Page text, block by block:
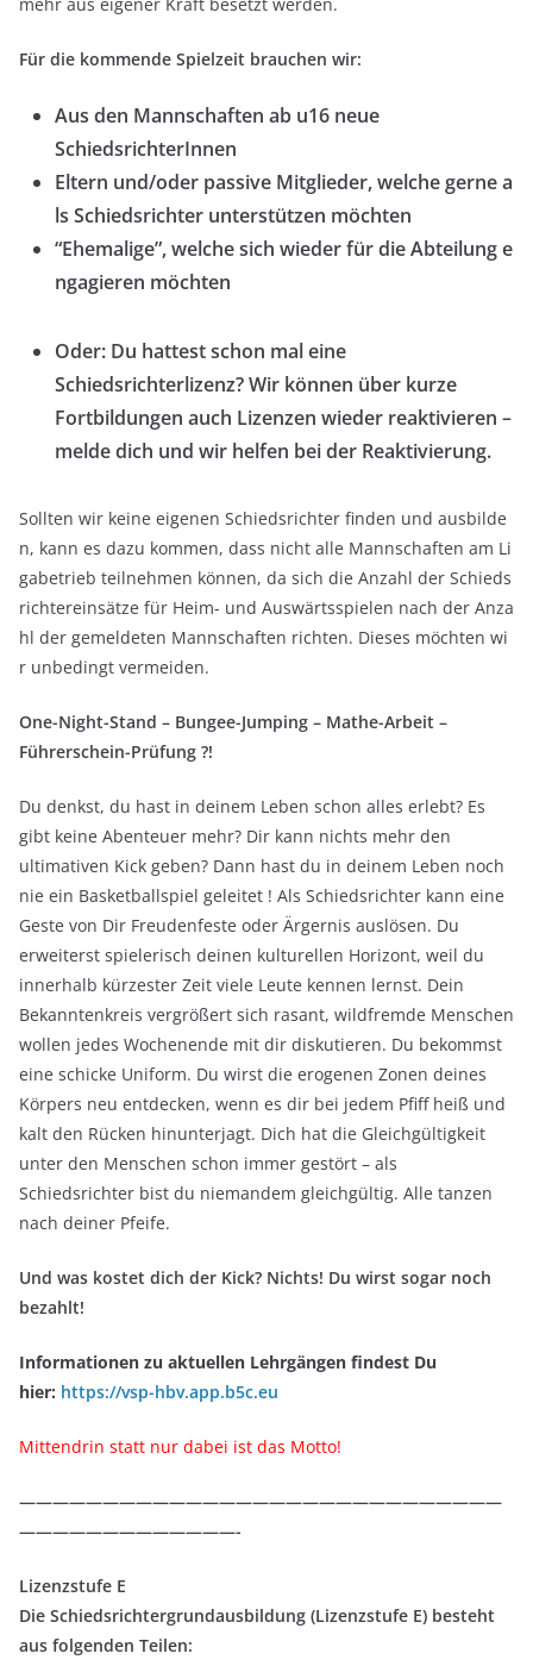
Für die kommende Spielzeit brauchen wir:
Aus den Mannschaften ab u16 neue
SchiedsrichterInnen
Eltern und/oder passive Mitglieder,welchegernea
ls Schiedsrichter unterstützen möchten
“Ehemalige”,welchesich wiederfürdieAbteilunge
ngagieren möchten
Oder: Du hattest schon mal eine
Schiedsrichterlizenz? Wir können über kurze
Fortbildungen auch Lizenzen wieder reaktivieren –
melde dich und wir helfen bei der Reaktivierung.
Sollten wir keine eigenen Schiedsrichter finden und ausbilde
n, kann es dazu kommen, dass nicht alle Mannschaften am Li
gabetrieb teilnehmen können, da sich die Anzahl der Schieds
richtereinsätze für Heim- und Auswärtsspielen nach der Anza
hl der gemeldeten Mannschaften richten. Dieses möchten wi
r unbedingt vermeiden.
One-Night-Stand – Bungee-Jumping – Mathe-Arbeit –
Führerschein-Prüfung ?!
Du denkst, du hast in deinem Leben schon alles erlebt? Es
gibt keine Abenteuer mehr? Dir kann nichts mehr den
ultimativen Kick geben? Dann hast du in deinem Leben noch
nie ein Basketballspiel geleitet ! Als Schiedsrichter kann eine
Geste von Dir Freudenfeste oder Ärgernis auslösen. Du
erweiterst spielerisch deinen kulturellen Horizont, weil du
innerhalb kürzester Zeit viele Leute kennen lernst. Dein
Bekanntenkreis vergrößert sich rasant, wildfremde Menschen
wollen jedes Wochenende mit dir diskutieren. Du bekommst
eine schicke Uniform. Du wirst die erogenen Zonen deines
Körpers neu entdecken, wenn es dir bei jedem Pfiff heiß und
kalt den Rücken hinunterjagt. Dich hat die Gleichgültigkeit
unter den Menschen schon immer gestört – als
Schiedsrichter bist du niemandem gleichgültig. Alle tanzen
nach deiner Pfeife.
Und was kostet dich der Kick? Nichts! Du wirst sogar noch
bezahlt!
Informationen zu aktuellen Lehrgängen findest Du
hier: https://vsp-hbv.app.b5c.eu
Mittendrin statt nur dabei ist das Motto!
—————————————————————————————
—————————————-
Lizenzstufe E
Die Schiedsrichtergrundausbildung (Lizenzstufe E) besteht
aus folgenden Teilen: